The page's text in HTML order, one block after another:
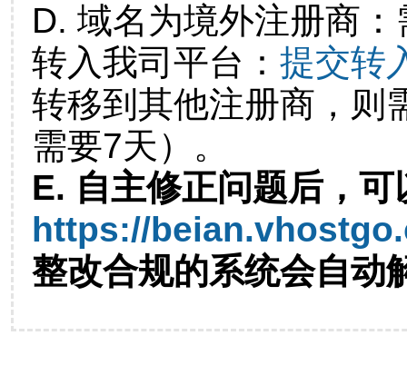
D. 域名为境外注册商
转入我司平台： 提交转
转移到其他注册商，则
需要7天）。
E. 自主修正问题后，可
https://
整改合规的系统会自动